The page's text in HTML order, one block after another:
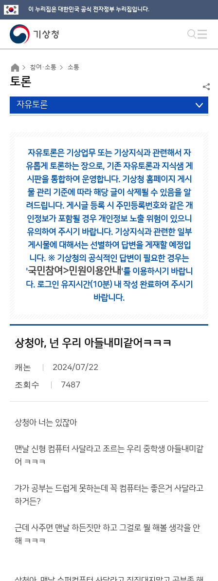
이 누리집은 대한민국 공식 전자정부 누리집입니다.
참여·소통 소통
토론
자유토론
자유토론은 기상업무 또는 기상지식과 관련해서 자
유롭게 토론하는 장으로, 기존 자유토론과 지식샘 게
시판을 통합하여 운영합니다. 기상청 홈페이지 게시
물 관리 기준에 따라 해당 글이 삭제될 수 있음을 알
려드립니다. 게시글 등록 시 주민등록번호와 같은 개
인정보가 포함될 경우 개인정보 노출 위험이 있으니
유의하여 주시기 바랍니다. 기상지식과 관련한 일부
게시물에 대해서는 선별하여 답변을 게재할 예정입
니다. ※ 기상청의 공식적인 답변이 필요한 경우는
'국민참여>민원이용안내 '를 이용하시기 바랍니
다. 로그인 유지시간(10분) 내 작성 완료하여 주시기
바랍니다.
상청아, 넌 우리 아들내미같어ㅋㅋㅋ
캐논 2024/07/22
조회수 7487
상청아 너는 있잖아
맨날 신형 컴퓨터 사달라고 조르는 우리 중학생 아들내미같
어 ㅋㅋㅋ
갸가 공부는 드럽게 못하는데 꼭 컴퓨터는 좋은거 사달라고
하거든?
근데 사주면 맨날 하든짓만 하고 그걸로 뭘 해볼 생각을 안
해 ㅋㅋㅋ